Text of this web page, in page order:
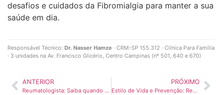
desafios e cuidados da Fibromialgia para manter a sua
saúde em dia.
Responsável Técnico: Dr. Nasser Hamze · CRM-SP 155.312 · Clínica Para Família
· 3 unidades na Av. Francisco Glicério, Centro Campinas (nº 501, 640 e 670)
ANTERIOR
Reumatologista: Saiba quando você deve procurar
PRÓXIMO
Estilo de Vida e Prevenção: Reduzindo o Risco e Melhorando a Saúde Vascular